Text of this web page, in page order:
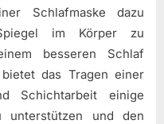
Schlafmaske dazu
im Körper zu
besseren Schlaf
bietet das Tragen einer
Schichtarbeit einige
und den